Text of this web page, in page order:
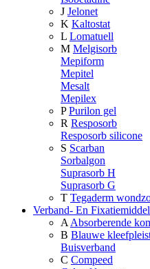
J Jelonet
K Kaltostat
L Lomatuell
M Melgisorb
Mepiform
Mepitel
Mesalt
Mepilex
P Purilon gel
R Resposorb
Resposorb silicone
S Scarban
Sorbalgon
Suprasorb H
Suprasorb G
T Tegaderm
Verband- En
A Absorberende
B Blauwe
Buisverband
C Compeed